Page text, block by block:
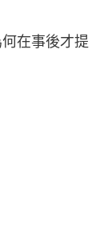
在事後才提